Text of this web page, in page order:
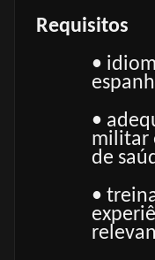
Requisitos
•
•
militar
de
•